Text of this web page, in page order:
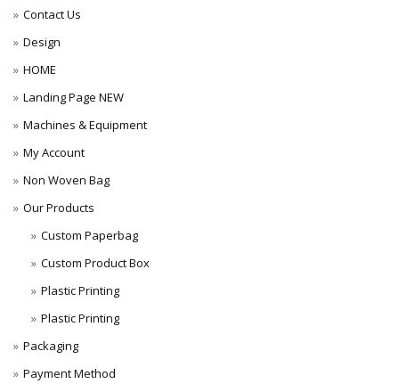
Contact Us
Design
HOME
Landing Page NEW
Machines & Equipment
My Account
Non Woven Bag
Our Products
Custom Paperbag
Custom Product Box
Plastic Printing
Plastic Printing
Packaging
Payment Method